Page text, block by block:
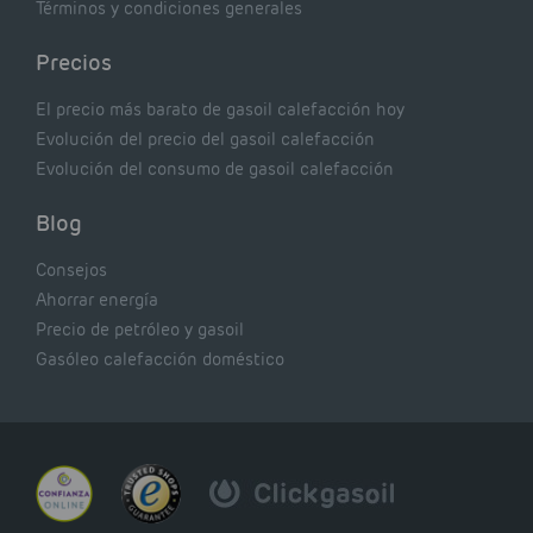
Términos y condiciones generales
Precios
El precio más barato de gasoil calefacción hoy
Evolución del precio del gasoil calefacción
Evolución del consumo de gasoil calefacción
Blog
Consejos
Ahorrar energía
Precio de petróleo y gasoil
Gasóleo calefacción doméstico